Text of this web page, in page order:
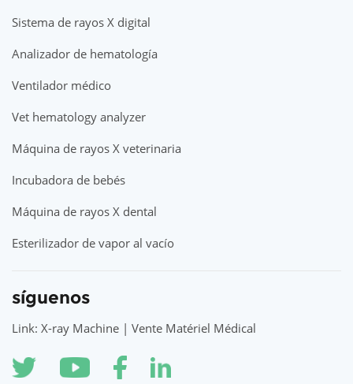
Sistema de rayos X digital
Analizador de hematología
Ventilador médico
Vet hematology analyzer
Máquina de rayos X veterinaria
Incubadora de bebés
Máquina de rayos X dental
Esterilizador de vapor al vacío
síguenos
Link: X-ray Machine | Vente Matériel Médical